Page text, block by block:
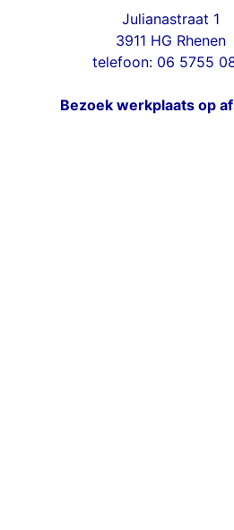
Julianastraat 1
3911 HG Rhenen
telefoon: 06 5755
Bezoek werkplaats op